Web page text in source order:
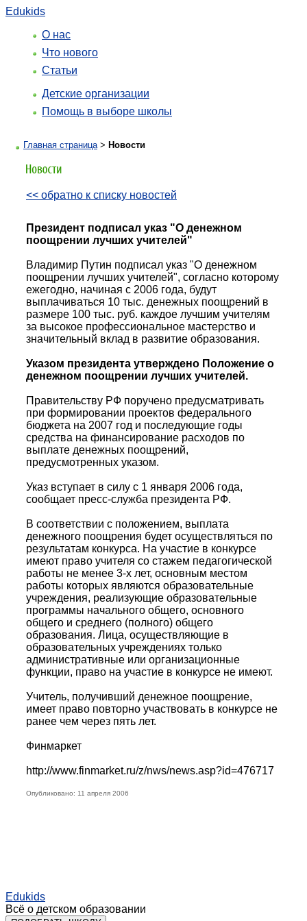
Edukids
О нас
Что нового
Статьи
Детские организации
Помощь в выборе школы
Главная страница> Новости
<< обратно к списку новостей
Президент подписал указ "О денежном
поощрении лучших учителей"
Владимир Путин подписал указ "О денежном
поощрении лучших учителей", согласно которому
ежегодно, начиная с 2006 года, будут
выплачиваться 10 тыс. денежных поощрений в
размере 100 тыс. руб. каждое лучшим учителям
за высокое профессиональное мастерство и
значительный вклад в развитие образования.
Указом президента утверждено Положение о
денежном поощрении лучших учителей.
Правительству РФ поручено предусматривать
при формировании проектов федерального
бюджета на 2007 год и последующие годы
средства на финансирование расходов по
выплате денежных поощрений,
предусмотренных указом.
Указ вступает в силу с 1 января 2006 года,
сообщает пресс-служба президента РФ.
В соответствии с положением, выплата
денежного поощрения будет осуществляться по
результатам конкурса. На участие в конкурсе
имеют право учителя со стажем педагогической
работы не менее 3-х лет, основным местом
работы которых являются образовательные
учреждения, реализующие образовательные
программы начального общего, основного
общего и среднего (полного) общего
образования. Лица, осуществляющие в
образовательных учреждениях только
административные или организационные
функции, право на участие в конкурсе не имеют.
Учитель, получивший денежное поощрение,
имеет право повторно участвовать в конкурсе не
ранее чем через пять лет.
Финмаркет
http://www.finmarket.ru/z/nws/news.asp?id=476717
Опубликовано: 11 апреля 2006
Edukids
Всё о детском образовании